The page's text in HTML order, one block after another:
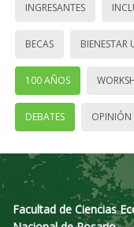
INGRESANTES
BECAS BIENESTAR
100 AÑOS
DEBATES OPINIÓN
Facultad de Ciencias